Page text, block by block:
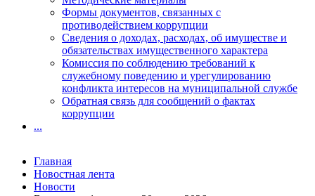
Формы документов, связанных с
противодействием коррупции
Сведения о доходах, расходах, об имуществе и
обязательствах имущественного характера
Комиссия по соблюдению требований к
служебному поведению и урегулированию
конфликта интересов на муниципальной службе
Обратная связь для сообщений о фактах
коррупции
...
Главная
Новостная лента
Новости